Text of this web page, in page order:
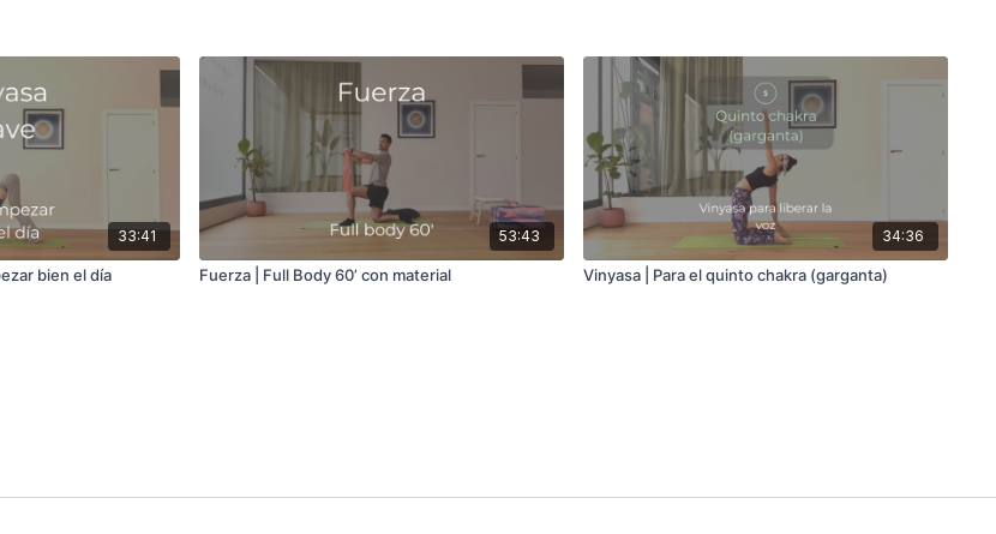
33:41
bien el día
53:43
Fuerza | Full Body 60’ con material
34:36
Vinyasa | Para el quinto chakra (garganta)